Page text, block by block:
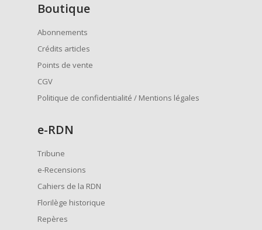
Boutique
Abonnements
Crédits articles
Points de vente
CGV
Politique de confidentialité / Mentions légales
e-RDN
Tribune
e-Recensions
Cahiers de la RDN
Florilège historique
Repères